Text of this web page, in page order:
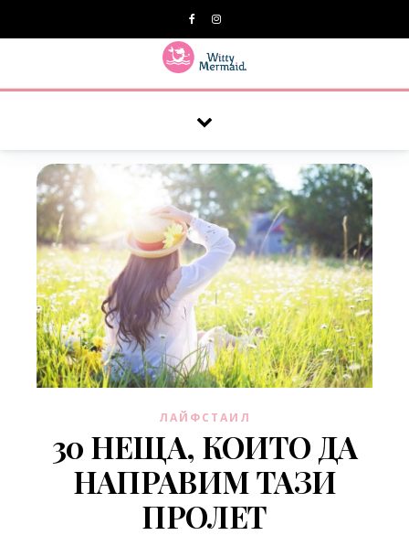
ЛАЙФСТАИЛ
30 НЕЩА, КОИТО ДА
НАПРАВИМ ТАЗИ
ПРОЛЕТ